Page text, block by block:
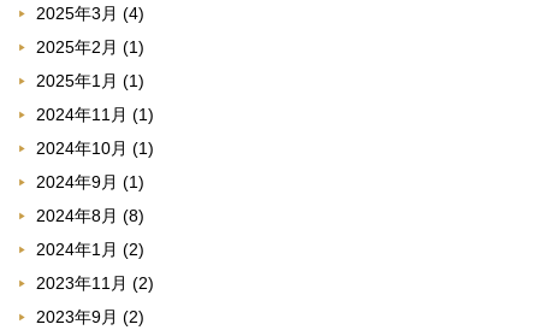
2025年3月 (4)
2025年2月 (1)
2025年1月 (1)
2024年11月 (1)
2024年10月 (1)
2024年9月 (1)
2024年8月 (8)
2024年1月 (2)
2023年11月 (2)
2023年9月 (2)